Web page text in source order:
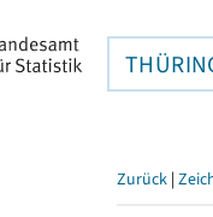
Zurück |